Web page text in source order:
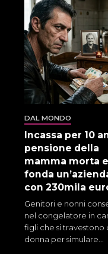
DAL MONDO
Incassa per 10
pensione della
mamma morta e
fonda
con 230mila
Genitori e nonni
nel congelatore in
figli che si travestono
donna per simulare...